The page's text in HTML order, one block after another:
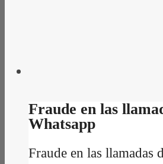
Fraude en las
Whatsapp
Fraude en las llamadas